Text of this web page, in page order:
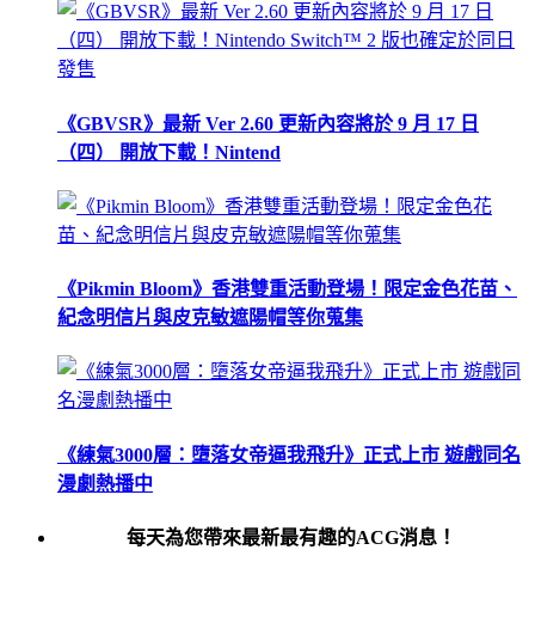
《GBVSR》最新 Ver 2.60 更新內容將於 9 月 17 日
（四） 開放下載！Nintend
《Pikmin Bloom》香港雙重活動登場！限定金色花苗、
紀念明信片與皮克敏遮陽帽等你蒐集
《練氣3000層：墮落女帝逼我飛升》正式上市 遊戲同名
漫劇熱播中
每天為您帶來最新最有趣的ACG消息！